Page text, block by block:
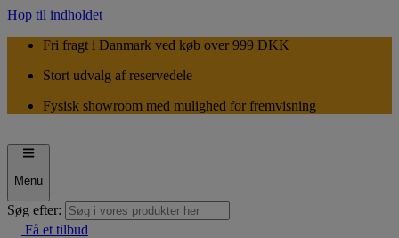
Hop til indholdet
Fri fragt i Danmark ved køb over 999 DKK
Stort udvalg af reservedele
Fysisk showroom med mulighed for fremvisning
Menu
Søg efter:
Få et tilbud